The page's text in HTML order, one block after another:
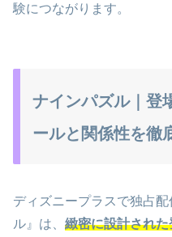
験につながります。
ナインパズル｜登
ールと関係性を徹
ディズニープラスで独占
ル』は、 緻密に設計され